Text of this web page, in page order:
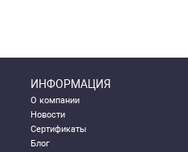
ИНФОРМАЦИЯ
О компании
Новости
Сертификаты
Блог